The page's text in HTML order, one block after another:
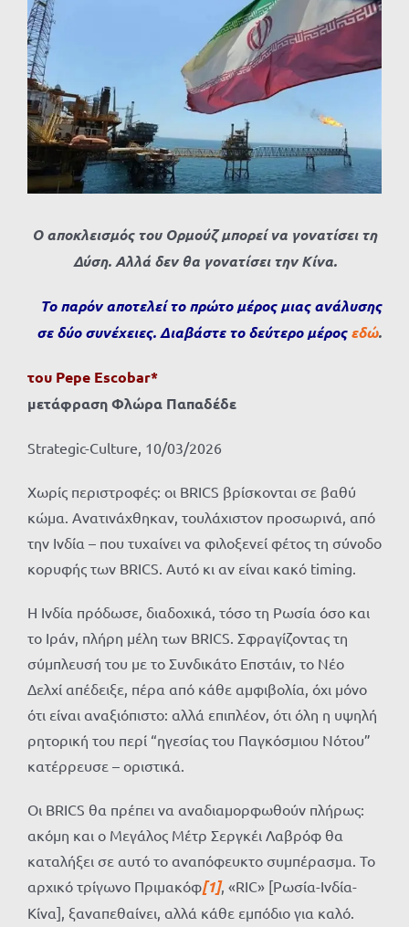
Προβολή
μεγαλύτερης
εικόνας
Ο αποκλεισμός του Ορμούζ μπορεί να γονατίσει τη
Δύση. Αλλά δεν θα γονατίσει την Κίνα.
Το παρόν αποτελεί το πρώτο μέρος μιας ανάλυσης
σε δύο συνέχειες. Διαβάστε το δεύτερο μέρος εδώ.
του Pepe Escobar*
μετάφραση Φλώρα Παπαδέδε
Strategic-Culture, 10/03/2026
Χωρίς περιστροφές: οι BRICS βρίσκονται σε βαθύ
κώμα. Ανατινάχθηκαν, τουλάχιστον προσωρινά, από
την Ινδία – που τυχαίνει να φιλοξενεί φέτος τη σύνοδο
κορυφής των BRICS. Αυτό κι αν είναι κακό timing.
Η Ινδία πρόδωσε, διαδοχικά, τόσο τη Ρωσία όσο και
το Ιράν, πλήρη μέλη των BRICS. Σφραγίζοντας τη
σύμπλευσή του με το Συνδικάτο Επστάιν, το Νέο
Δελχί απέδειξε, πέρα από κάθε αμφιβολία, όχι μόνο
ότι είναι αναξιόπιστο: αλλά επιπλέον, ότι όλη η υψηλή
ρητορική του περί “ηγεσίας του Παγκόσμιου Νότου”
κατέρρευσε – οριστικά.
Οι BRICS θα πρέπει να αναδιαμορφωθούν πλήρως:
ακόμη και ο Μεγάλος Μέτρ Σεργκέι Λαβρόφ θα
καταλήξει σε αυτό το αναπόφευκτο συμπέρασμα. Το
αρχικό τρίγωνο Πριμακόφ[1], «RIC» [Ρωσία-Ινδία-
Κίνα], ξαναπεθαίνει, αλλά κάθε εμπόδιο για καλό.